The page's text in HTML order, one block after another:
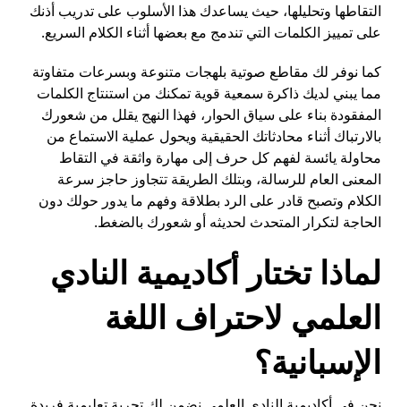
التقاطها وتحليلها، حيث يساعدك هذا الأسلوب على تدريب أذنك
على تمييز الكلمات التي تندمج مع بعضها أثناء الكلام السريع.
كما نوفر لك مقاطع صوتية بلهجات متنوعة وبسرعات متفاوتة
مما يبني لديك ذاكرة سمعية قوية تمكنك من استنتاج الكلمات
المفقودة بناء على سياق الحوار، فهذا النهج يقلل من شعورك
بالارتباك أثناء محادثاتك الحقيقية ويحول عملية الاستماع من
محاولة يائسة لفهم كل حرف إلى مهارة واثقة في التقاط
المعنى العام للرسالة، وبتلك الطريقة تتجاوز حاجز سرعة
الكلام وتصبح قادر على الرد بطلاقة وفهم ما يدور حولك دون
الحاجة لتكرار المتحدث لحديثه أو شعورك بالضغط.
لماذا تختار أكاديمية النادي
العلمي لاحتراف اللغة
الإسبانية؟